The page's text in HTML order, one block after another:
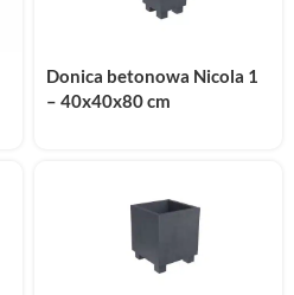
Donica betonowa Nicola 1
– 40x40x80 cm